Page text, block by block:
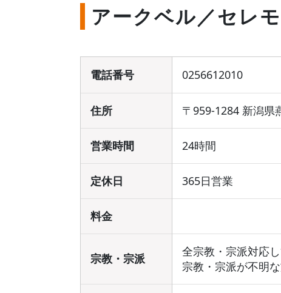
アークベル／セレ
電話番号 0256612010
住所 〒959-1284 新潟県
営業時間 24時間
定休日 365日営業
料金
宗教・宗派
全宗教・宗派対応し
宗教・宗派が不明